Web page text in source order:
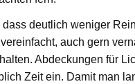
deutlich weniger
auch gern
Abdeckungen für
Zeit ein. Damit man